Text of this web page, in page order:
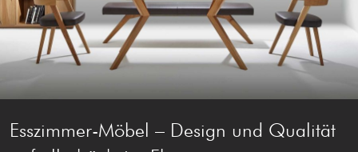
Esszimmer-Möbel – Design und Qualität